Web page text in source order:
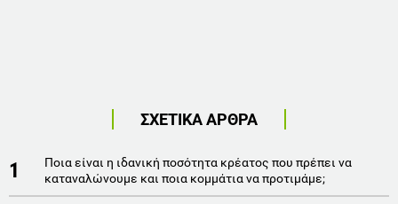
ΣΧΕΤΙΚΑ ΑΡΘΡΑ
1
Ποια είναι η ιδανική ποσότητα κρέατος που πρέπει να
καταναλώνουμε και ποια κομμάτια να προτιμάμε;